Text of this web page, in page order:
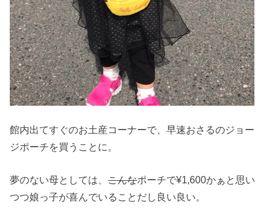
館内出てすぐのお土産コーナーで、早速おさるのジョー
ジポーチを買うことに。
夢のない母としては、こんなポーチで¥1,600かぁと思い
つつ娘っ子が喜んでいることだし良い良い。